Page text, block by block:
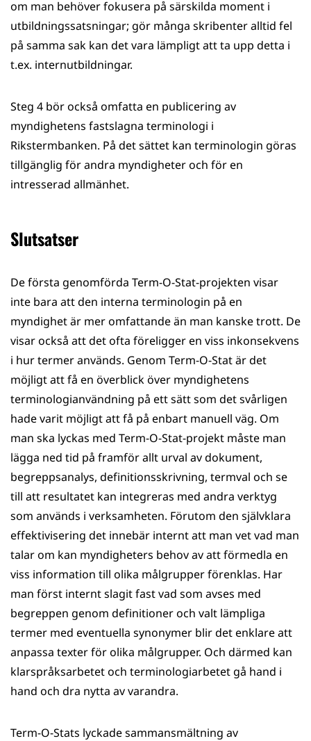
om man behöver fokusera på särskilda moment i
utbildningssatsningar; gör många skribenter alltid fel
på samma sak kan det vara lämpligt att ta upp detta i
t.ex. internutbildningar.
Steg 4 bör också omfatta en publicering av
myndighetens fastslagna terminologi i
Rikstermbanken. På det sättet kan terminologin göras
tillgänglig för andra myndigheter och för en
intresserad allmänhet.
Slutsatser
De första genomförda Term-O-Stat-projekten visar
inte bara att den interna terminologin på en
myndighet är mer omfattande än man kanske trott. De
visar också att det ofta föreligger en viss inkonsekvens
i hur termer används. Genom Term-O-Stat är det
möjligt att få en överblick över myndighetens
terminologianvändning på ett sätt som det svårligen
hade varit möjligt att få på enbart manuell väg. Om
man ska lyckas med Term-O-Stat-projekt måste man
lägga ned tid på framför allt urval av dokument,
begreppsanalys, definitionsskrivning, termval och se
till att resultatet kan integreras med andra verktyg
som används i verksamheten. Förutom den självklara
effektivisering det innebär internt att man vet vad man
talar om kan myndigheters behov av att förmedla en
viss information till olika målgrupper förenklas. Har
man först internt slagit fast vad som avses med
begreppen genom definitioner och valt lämpliga
termer med eventuella synonymer blir det enklare att
anpassa texter för olika målgrupper. Och därmed kan
klarspråksarbetet och terminologiarbetet gå hand i
hand och dra nytta av varandra.
Term-O-Stats lyckade sammansmältning av